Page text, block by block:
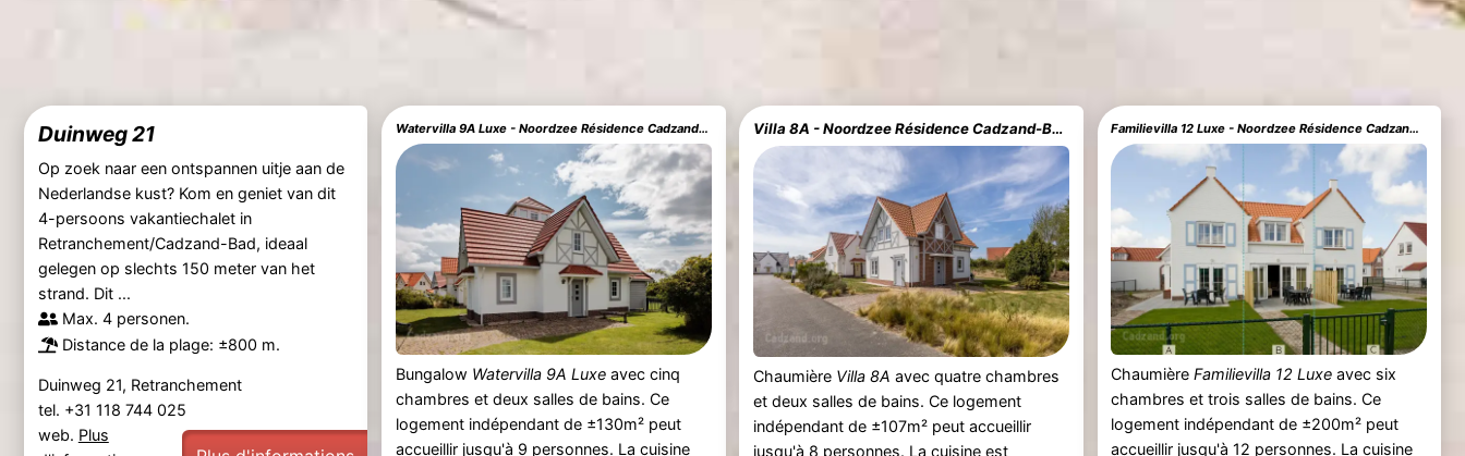
Duinweg 21
Op zoek naar een ontspannen uitje aan de
Nederlandse kust? Kom en geniet van dit
4-persoons vakantiechalet in
Retranchement/Cadzand-Bad, ideaal
gelegen op slechts 150 meter van het
strand. Dit ...
Max. 4 personen.
Distance de la plage: ±800 m.
Duinweg 21, Retranchement
tel. +31 118 744 025
web. Plus
Watervilla 9A Luxe - Noordzee Résidence Cadzand-Bad
Bungalow Watervilla 9A Luxeavec cinq
chambres et deux salles de bains. Ce
logement indépendant de ±130m² peut
accueillir jusqu'à 9 personnes. La cuisine
Villa 8A - Noordzee Résidence Cadzand-Bad
Chaumière Villa 8A avec quatre chambres
et deux salles de bains. Ce logement
indépendant de ±107m² peut accueillir
jusqu'à 8 personnes. La cuisine est
Familievilla 12 Luxe - Noordzee Résidence Cadzand-Bad
ChaumièreFamilievilla 12 Luxe avec six
chambres et trois salles de bains. Ce
logement indépendant de ±200m² peut
accueillir jusqu'à 12 personnes. La cuisine